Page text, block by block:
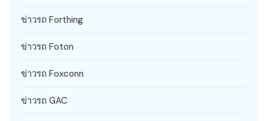
ข่าวรถ Forthing
ข่าวรถ Foton
ข่าวรถ Foxconn
ข่าวรถ GAC